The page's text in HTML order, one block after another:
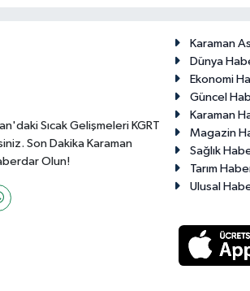
Sıcak Gelişmeleri KGRT
Son Dakika Karaman
Olun!
Karaman
Dünya
Ekonomi
Güncel
Karaman
Magazin
Sağlık
Tarım
Ulusal